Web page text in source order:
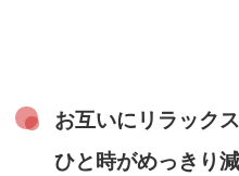
お互いにリラック
ひと時がめっきり